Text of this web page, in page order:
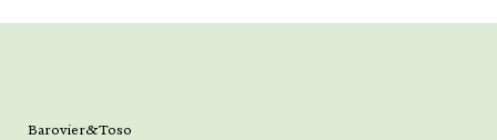
Barovier&Toso